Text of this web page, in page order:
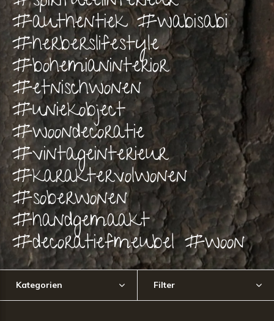
#authentiek #wabisabi
#herberslifestyle
#bohemianinterior
#etnischwonen
#uniekobject
#woondecoratie
#vintageinterieur
#karaktervolwonen
#soberwonen
#handgemaakt
#decoratiefmeubel #woon
Kategorien Filter